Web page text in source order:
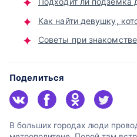
Как найти девушку,
Советы при знакомстве
Поделиться
В больших городах люди